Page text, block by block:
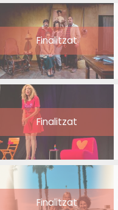
Finalitzat
Finalitzat
Finalitzat